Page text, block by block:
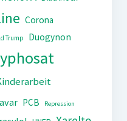
Corona
Trump
Duogynon
PCB Repression